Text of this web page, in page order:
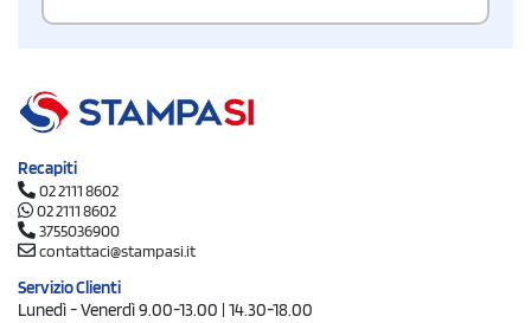
Recapiti
02 2111 8602
02 2111 8602
3755036900
contattaci@stampasi.it
Servizio Clienti
Lunedì - Venerdì 9.00-13.00 | 14.30-18.00